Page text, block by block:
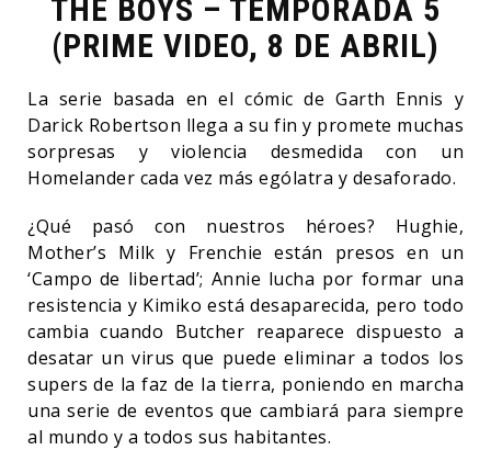
THE BOYS – TEMPORADA 5
(PRIME VIDEO, 8 DE ABRIL)
La serie basada en el cómic de Garth Ennis y
Darick Robertson llega a su fin y promete muchas
sorpresas y violencia desmedida con un
Homelander cada vez más ególatra y desaforado.
¿Qué pasó con nuestros héroes? Hughie,
Mother’s Milk y Frenchie están presos en un
‘Campo de libertad’; Annie lucha por formar una
resistencia y Kimiko está desaparecida, pero todo
cambia cuando Butcher reaparece dispuesto a
desatar un virus que puede eliminar a todos los
supers de la faz de la tierra, poniendo en marcha
una serie de eventos que cambiará para siempre
al mundo y a todos sus habitantes.